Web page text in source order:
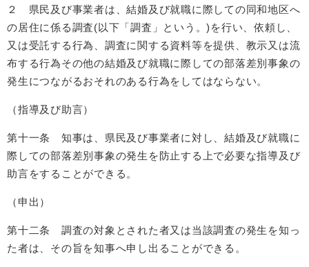
２ 県民及び事業者は、結婚及び就職に際しての同和地区へ
の居住に係る調査(以下「調査」という。)を行い、依頼し、
又は受託する行為、調査に関する資料等を提供、教示又は流
布する行為その他の結婚及び就職に際しての部落差別事象の
発生につながるおそれのある行為をしてはならない。
（指導及び助言）
第十一条 知事は、県民及び事業者に対し、結婚及び就職に
際しての部落差別事象の発生を防止する上で必要な指導及び
助言をすることができる。
（申出）
第十二条 調査の対象とされた者又は当該調査の発生を知っ
た者は、その旨を知事へ申し出ることができる。